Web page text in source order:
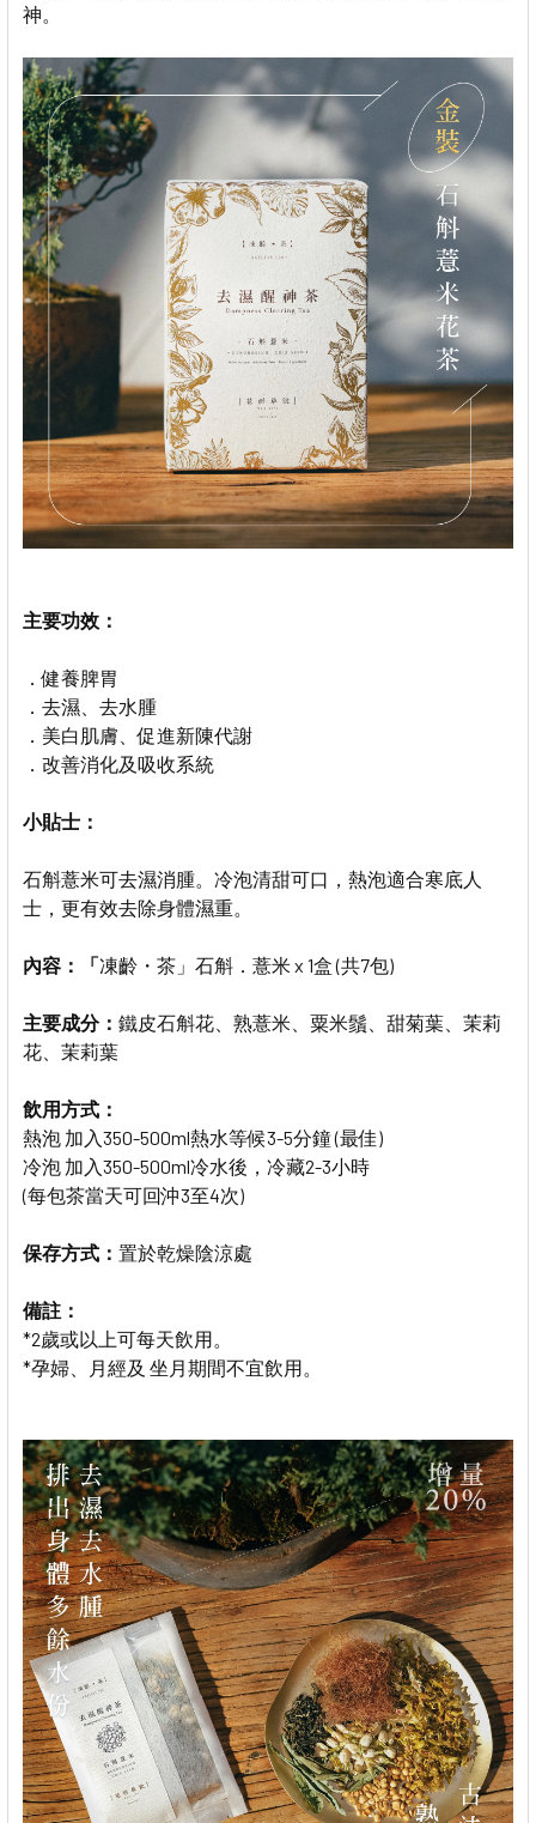
神。
主要功效：
．健養脾胃
．去濕、去水腫
．美白肌膚、促進新陳代謝
．改善消化及吸收系統
小貼士：
石斛薏米可去濕消腫。冷泡清甜可口，熱泡適合寒底人
士，更有效去除身體濕重。
內容：「凍齡・茶」石斛．薏米 x 1盒 (共7包)
主要成分： 鐵皮石斛花、熟薏米、粟米鬚、甜菊葉、茉莉
花、茉莉葉
飲用方式：
熱泡 加入350-500ml熱水等候3-5分鐘 (最佳)
冷泡 加入350-500ml冷水後，冷藏2-3小時
(每包茶當天可回沖3至4次)
保存方式： 置於乾燥陰涼處
備註：
*2歲或以上可每天飲用。
*孕婦、
月經及 坐月期間不宜飲用。